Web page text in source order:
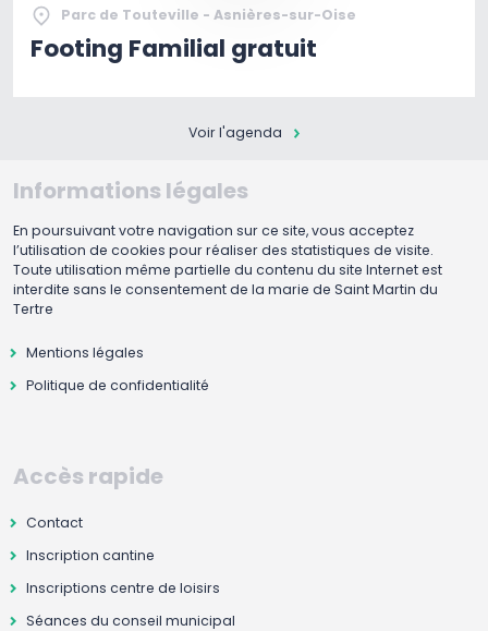
Parc de Touteville - Asnières-sur-Oise
Footing Familial gratuit
Voir l'agenda
Informations légales
En poursuivant votre navigation sur ce site, vous acceptez
l’utilisation de cookies pour réaliser des statistiques de visite.
Toute utilisation même partielle du contenu du site Internet est
interdite sans le consentement de la marie de Saint Martin du
Tertre
Mentions légales
Politique de confidentialité
Accès rapide
Contact
Inscription cantine
Inscriptions centre de loisirs
Séances du conseil municipal